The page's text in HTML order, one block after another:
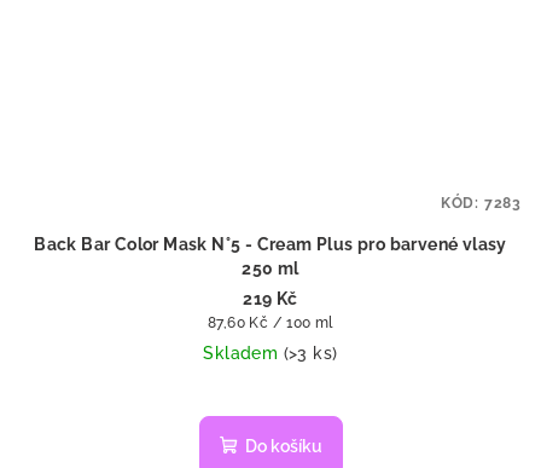
Back Bar Color Mask N°5 - Cream Plus pro barvené vlasy
250 ml
219 Kč
Měrná
cena:
87,60 Kč / 100 ml
Skladem (>3 ks)
Do košíku
KÓD: 7283